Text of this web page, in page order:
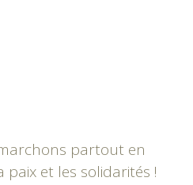
partout en
et les solidarités !